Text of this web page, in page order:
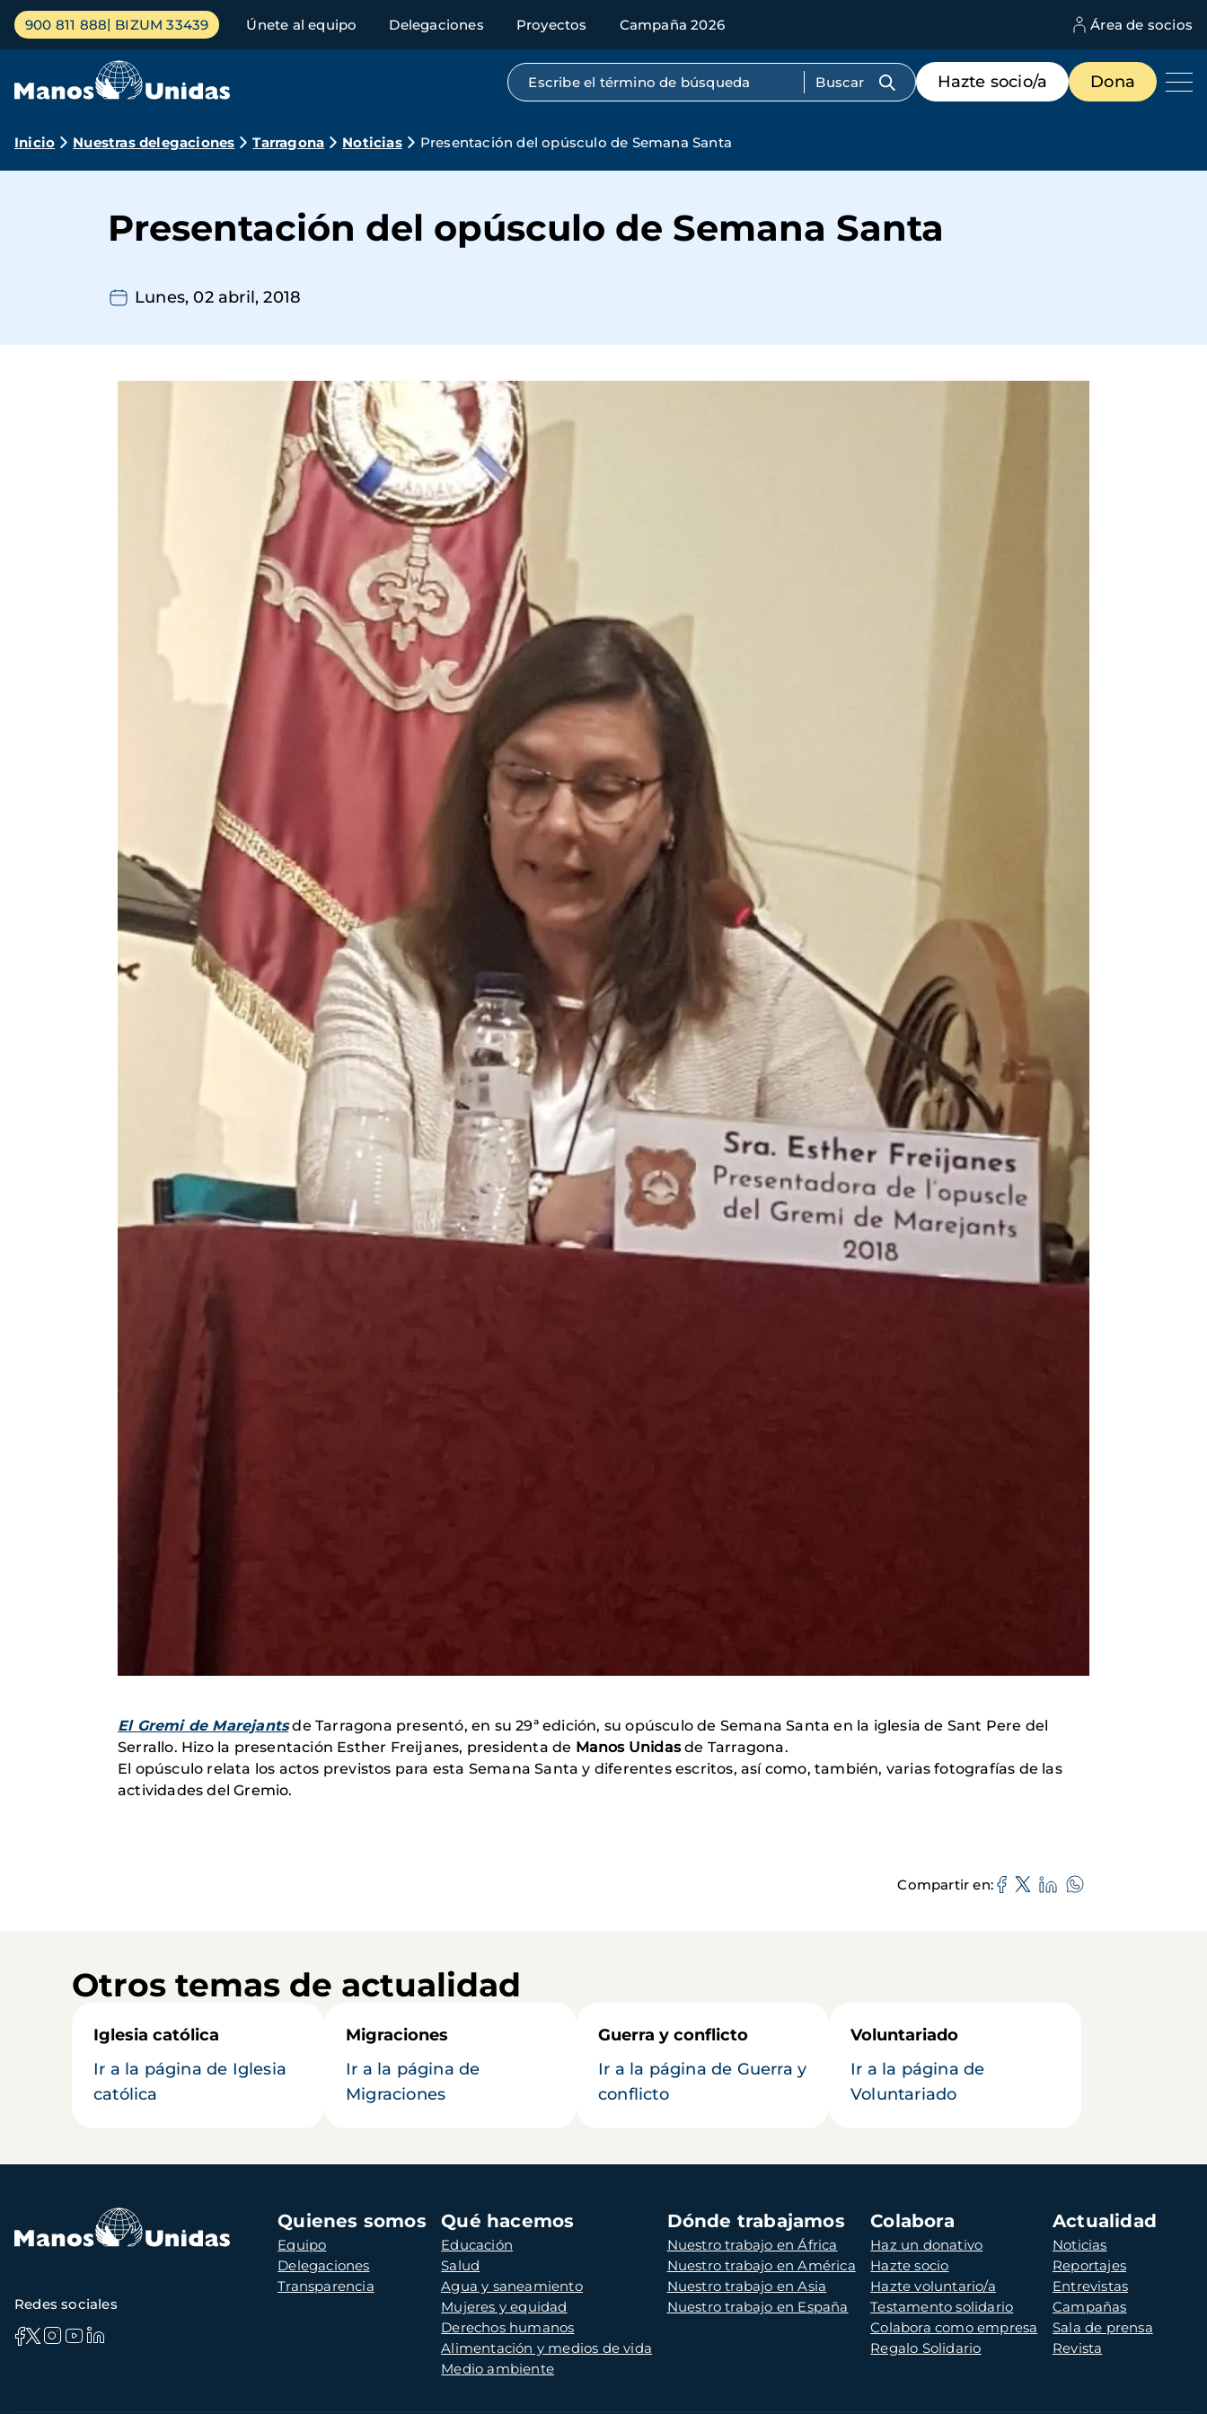
Pasar
contenido
Menú
principal
900 811 888 BIZUM 33439 Únete al equipo Delegaciones Proyectos Campaña 2026 Área de socios
Búsqueda por texto completo
Menú
de
destacados
Hazte socio/a Dona
Ruta
navegación
Inicio Nuestras delegaciones Tarragona Noticias Presentación del opúsculo de Semana Santa
Presentación del opúsculo de Semana Santa
Lunes, 02 abril, 2018
El Gremi de Marejantsde Tarragona presentó, en su 29ª edición, su opúsculo de Semana Santa en la iglesia de Sant Pere del
Serrallo. Hizo la presentación Esther Freijanes, presidenta de Manos Unidasde Tarragona.
El opúsculo relata los actos previstos para esta Semana Santa y diferentes escritos, así como, también, varias fotografías de las
actividades del Gremio.
Compartir en
Otros temas de actualidad
Iglesia católica
Ir a la página de Iglesia
católica
Migraciones
Ir a la página de
Migraciones
Guerra y conflicto
Ir a la página de Guerra y
conflicto
Voluntariado
Ir a la página de
Voluntariado
Navegación
principal
Quienes somos
Equipo
Delegaciones
Transparencia
Qué hacemos
Educación
Salud
Agua y saneamiento
Mujeres y equidad
Derechos humanos
Alimentación y medios de vida
Medio ambiente
Dónde trabajamos
Nuestro trabajo en África
Nuestro trabajo en América
Nuestro trabajo en Asia
Nuestro trabajo en España
Colabora
Haz un donativo
Hazte socio
Hazte voluntario/a
Testamento solidario
Colabora como empresa
Regalo Solidario
Actualidad
Noticias
Reportajes
Entrevistas
Campañas
Sala de prensa
Revista
Redes sociales